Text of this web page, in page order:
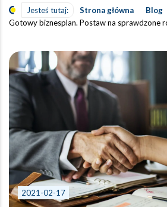
Jesteś tutaj: Strona główna Blog
Gotowy biznesplan. Postaw na sprawdzone
2021-02-17